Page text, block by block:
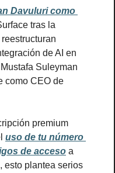
Davuluri como
tras la
de AI en
Suleyman
como CEO de
premium
uso de tu número
de acceso a
esto plantea serios